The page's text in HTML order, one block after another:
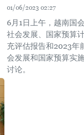
01/06/2023 02:27
6月1日上午，越南国
社会发展、国家预算
充评估报告和2023年
会发展和国家预算实
讨论。